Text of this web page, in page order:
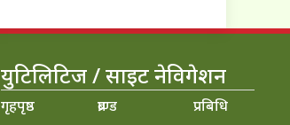
युटिलिटिज / साइट नेविगेशन
गृहपृष्ठ
ब्राण्ड
प्रबिधि